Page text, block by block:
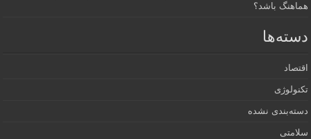
هماهنگ باشد؟
دسته‌ها
اقتصاد
تکنولوژی
دسته‌بندی نشده
سلامتی